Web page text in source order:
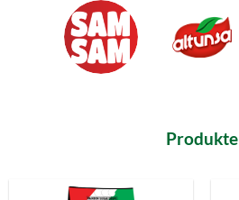
Produkte